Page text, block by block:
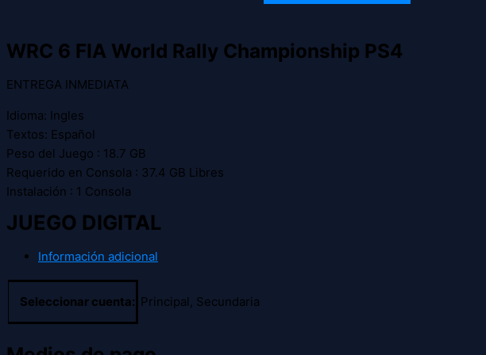
WRC 6 FIA World Rally Championship PS4
ENTREGA INMEDIATA
Idioma: Ingles
Textos: Español
Peso del Juego : 18.7 GB
Requerido en Consola : 37.4 GB Libres
Instalación : 1 Consola
JUEGO DIGITAL
Información adicional
Seleccionar cuenta: Principal, Secundaria